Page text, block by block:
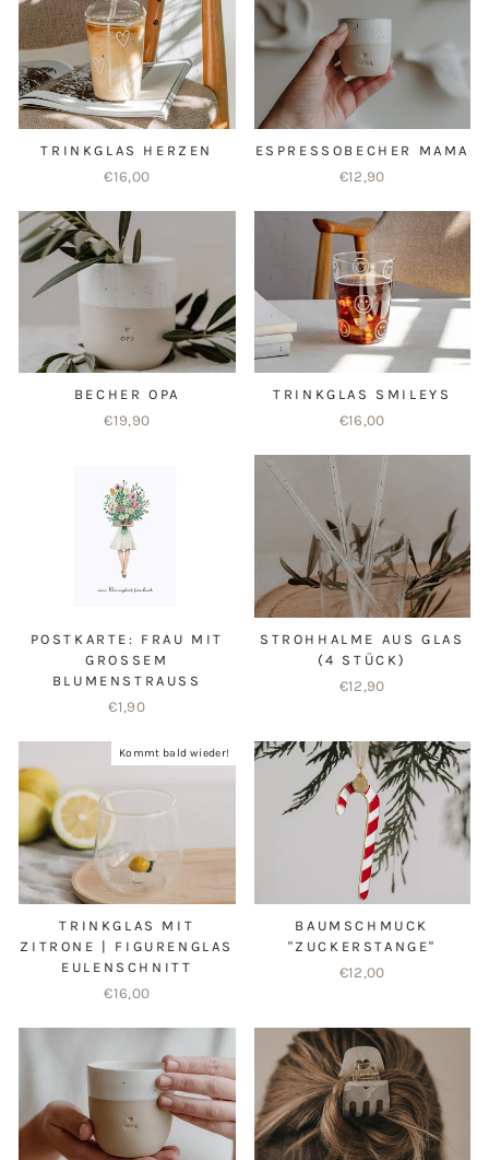
TRINKGLAS HERZEN
€16,00
ESPRESSOBECHER MAMA
€12,90
BECHER OPA
€19,90
TRINKGLAS SMILEYS
€16,00
POSTKARTE: FRAU MIT
GROSSEM B
LUMENSTRAUSS
€1,90
STROHHALME AUS GLAS
(4 STÜCK)
€12,90
Kommt bald wieder!
TRINKGLAS MIT
ZITRONE | FIGURENGLAS
EULENSCHNITT
€16,00
BAUMSCHMUCK
"ZUCKERSTANGE"
€12,00